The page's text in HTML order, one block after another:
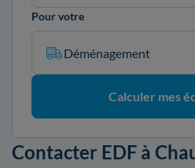
Pour votre
Déménagement
Calculer mes
Contacter EDF à